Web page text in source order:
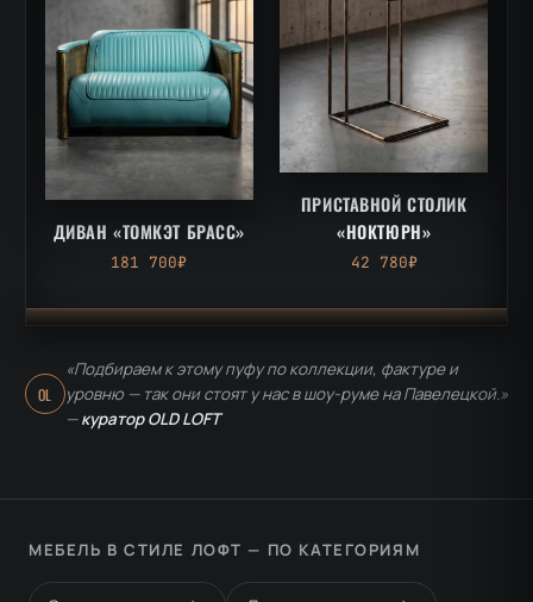
ДИВАН «ТОМКЭТ БРАСС»
181 700₽
ПРИСТАВНОЙ СТОЛИК
«НОКТЮРН»
42 780₽
OL
«Подбираем к этому пуфу по коллекции, фактуре и
уровню — так они стоят у нас в шоу-руме на Павелецкой.»
—куратор OLD LOFT
МЕБЕЛЬ В СТИЛЕ ЛОФТ — ПО КАТЕГОРИЯМ